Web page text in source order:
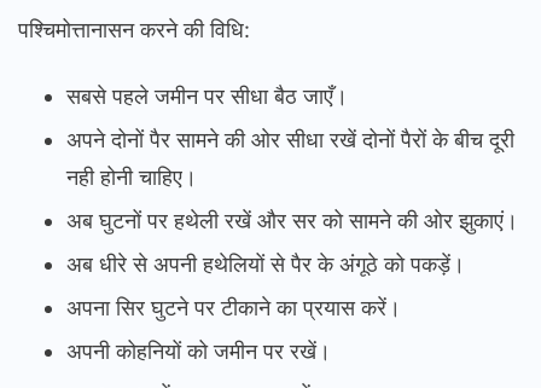
पश्चिमोत्तानासन करने की विधि:
सबसे पहले जमीन पर सीधा बैठ जाएँ।
अपने दोनों पैर सामने की ओर सीधा रखें दोनों पैरों के बीच दूरी
नही होनी चाहिए।
अब घुटनों पर हथेली रखें और सर को सामने की ओर झुकाएं।
अब धीरे से अपनी हथेलियों से पैर के अंगूठे को पकड़ें।
अपना सिर घुटने पर टीकाने का प्रयास करें।
अपनी कोहनियों को जमीन पर रखें।